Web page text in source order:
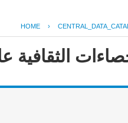
HOME ›
الثقافية عام